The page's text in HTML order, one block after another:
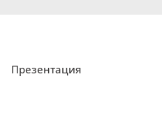
Презентация